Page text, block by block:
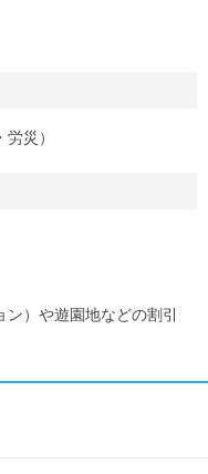
災）
）や遊園地などの割引